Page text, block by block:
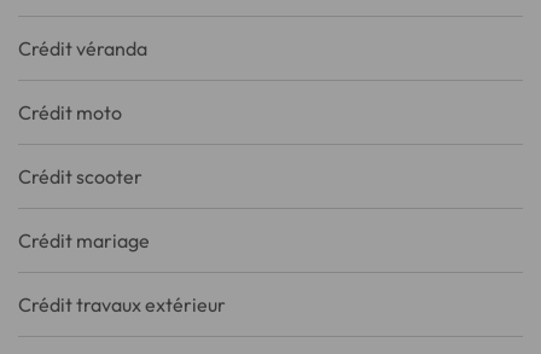
Crédit véranda
Crédit moto
Crédit scooter
Crédit mariage
Crédit travaux extérieur